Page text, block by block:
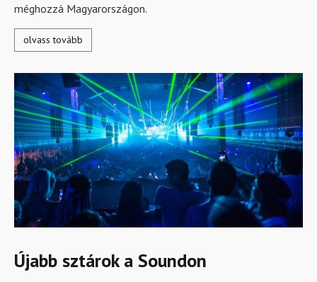
méghozzá Magyarországon.
olvass tovább
Újabb sztárok a Soundon